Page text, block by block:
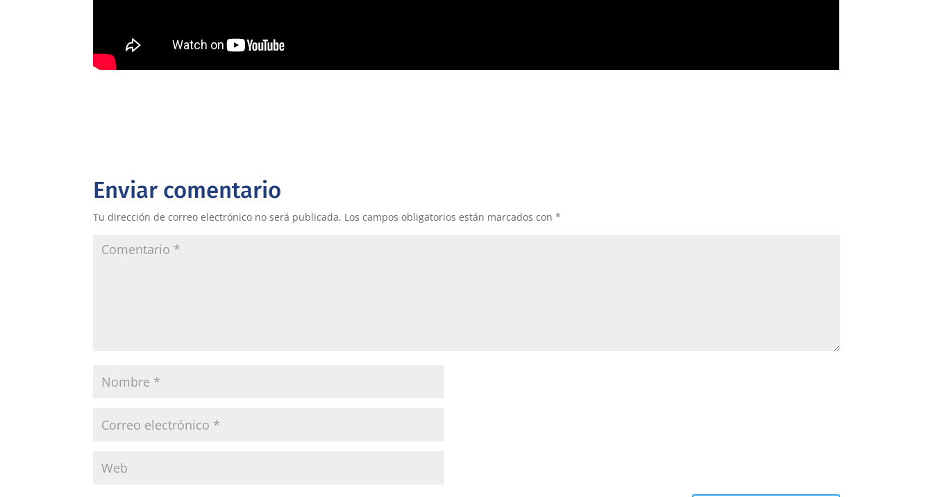
Enviar comentario
Tu dirección de correo electrónico no será publicada. Los campos obligatorios están marcados con*